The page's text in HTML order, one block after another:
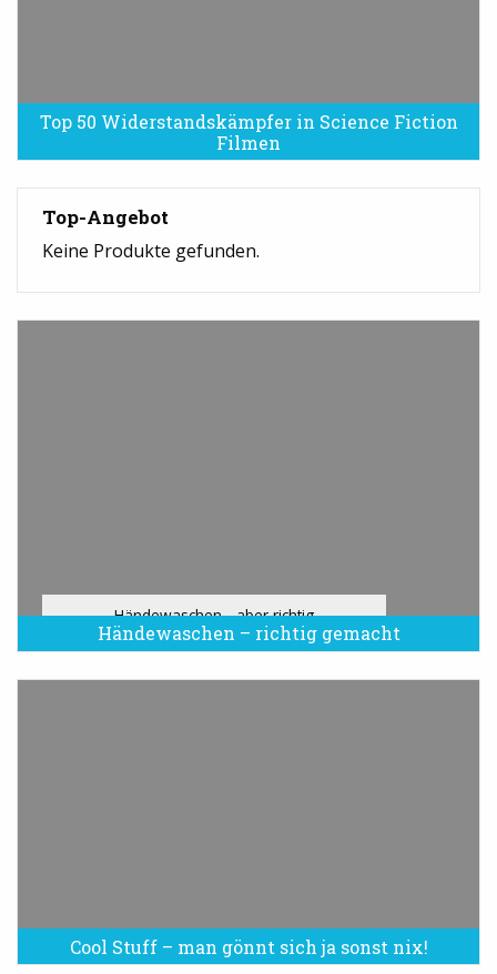
Top 50 Widerstandskämpfer in Science Fiction
Filmen
Top-Angebot
Keine Produkte gefunden.
Händewaschen – richtig gemacht
Händewaschen - aber richtig
Cool Stuff – man gönnt sich ja sonst nix!